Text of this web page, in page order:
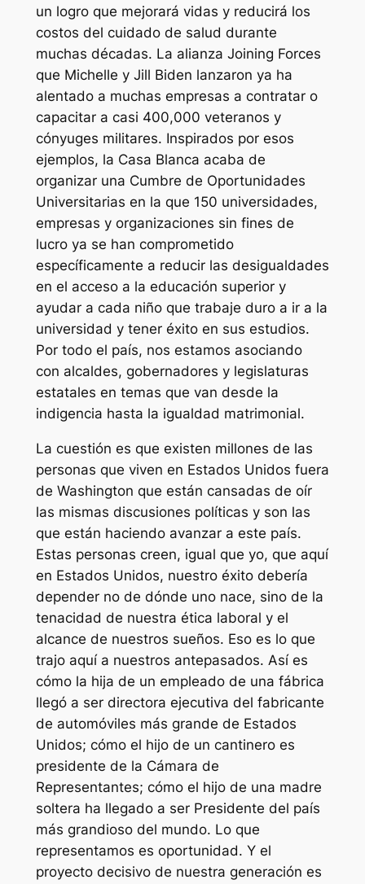
un logro que mejorará vidas y reducirá los
costos del cuidado de salud durante
muchas décadas. La alianza Joining Forces
que Michelle y Jill Biden lanzaron ya ha
alentado a muchas empresas a contratar o
capacitar a casi 400,000 veteranos y
cónyuges militares. Inspirados por esos
ejemplos, la Casa Blanca acaba de
organizar una Cumbre de Oportunidades
Universitarias en la que 150 universidades,
empresas y organizaciones sin fines de
lucro ya se han comprometido
específicamente a reducir las desigualdades
en el acceso a la educación superior y
ayudar a cada niño que trabaje duro a ir a la
universidad y tener éxito en sus estudios.
Por todo el país, nos estamos asociando
con alcaldes, gobernadores y legislaturas
estatales en temas que van desde la
indigencia hasta la igualdad matrimonial.
La cuestión es que existen millones de las
personas que viven en Estados Unidos fuera
de Washington que están cansadas de oír
las mismas discusiones políticas y son las
que están haciendo avanzar a este país.
Estas personas creen, igual que yo, que aquí
en Estados Unidos, nuestro éxito debería
depender no de dónde uno nace, sino de la
tenacidad de nuestra ética laboral y el
alcance de nuestros sueños. Eso es lo que
trajo aquí a nuestros antepasados. Así es
cómo la hija de un empleado de una fábrica
llegó a ser directora ejecutiva del fabricante
de automóviles más grande de Estados
Unidos; cómo el hijo de un cantinero es
presidente de la Cámara de
Representantes; cómo el hijo de una madre
soltera ha llegado a ser Presidente del país
más grandioso del mundo. Lo que
representamos es oportunidad. Y el
proyecto decisivo de nuestra generación es